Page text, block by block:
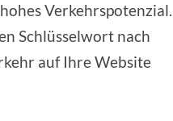
Schlüsselwort nach
auf Ihre Website